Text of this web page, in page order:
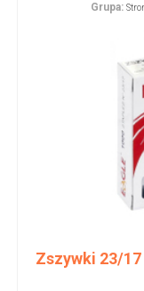
Grupa:
Zszywki 23/